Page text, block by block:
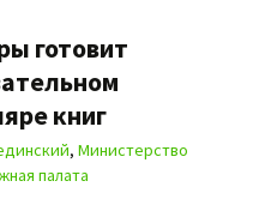
готовит
книг
, Министерство
палата